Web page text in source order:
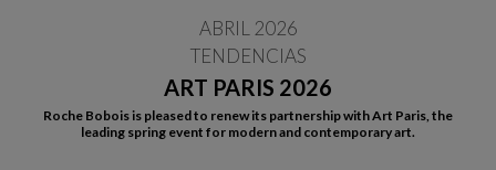
ART PARIS 2026
ABRIL 2026
TENDENCIAS
Roche Bobois is pleased to renew its partnership with Art Paris, the
leading spring event for modern and contemporary art.